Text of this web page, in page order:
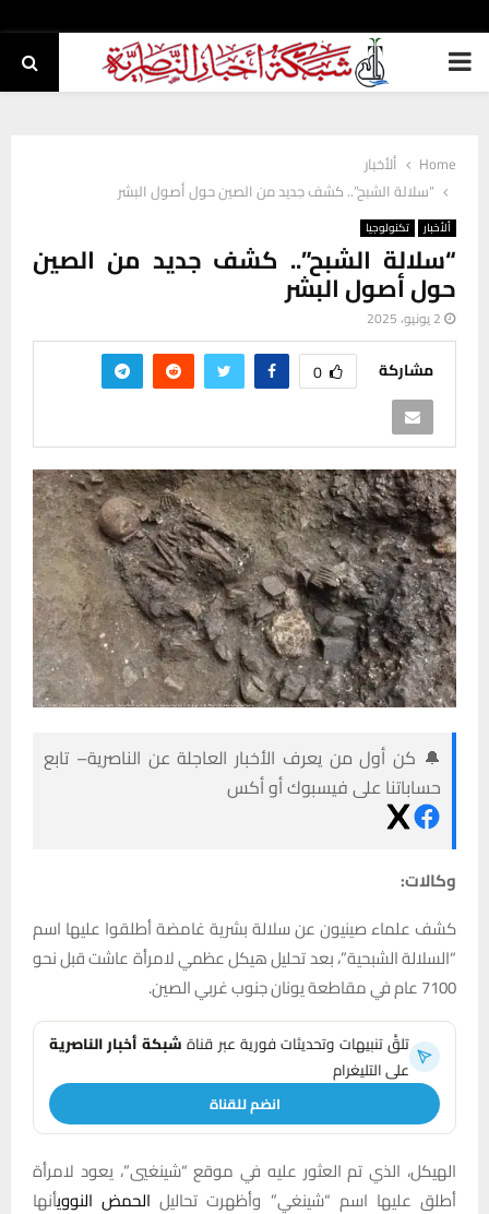
PRIMARY
Home
ألأخبار
“سلالة الشبح”.. كشف جديد من الصين حول أصول البشر
ألأخبار تكنولوجيا
“سلالة الشبح”.. كشف جديد من الصين
حول أصول البشر
2 يونيو، 2025
مشاركة 0
🔔 كن أول من يعرف الأخبار العاجلة عن الناصرية– تابع
حساباتنا على فيسبوك أو أكس
وكالات:
كشف علماء صينيون عن سلالة بشرية غامضة أطلقوا عليها اسم
“السلالة الشبحية”، بعد تحليل هيكل عظمي لامرأة عاشت قبل نحو
7100 عام في مقاطعة يونان جنوب غربي الصين.
تلقَّ تنبيهات وتحديثات فورية عبر قناةشبكة أخبار الناصرية
على التليغرام
انضم للقناة
الهيكل، الذي تم العثور عليه في موقع “شينغيي”، يعود لامرأة
أطلق عليها اسم “شينغي” وأظهرت تحاليل الحمض النوويأنها